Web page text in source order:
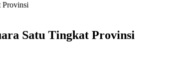
Provinsi
Satu Tingkat Provinsi